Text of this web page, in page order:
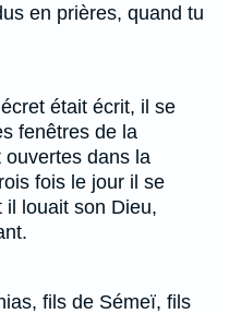
en prières, quand tu
était écrit, il se
fenêtres de la
dans la
fois le jour il se
il louait son Dieu,
fils de Sémeï, fils